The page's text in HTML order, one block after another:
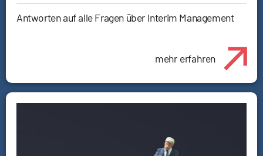
Antworten auf alle Fragen über Interim Management
mehr erfahren